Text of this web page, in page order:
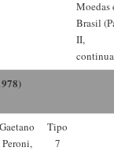
Moedas
Brasil
II,
Gaetano
Peroni,
Tipo
7